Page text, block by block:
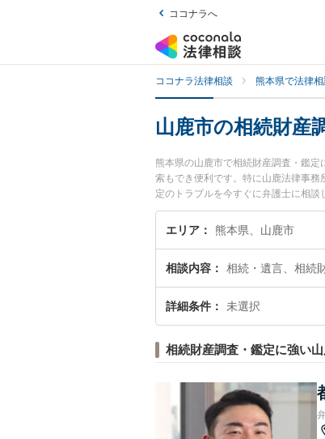
ココナラへ
ココナラ法律相談 熊本県で法律
山鹿市の相続財産
熊本県の山鹿市で相続財産調査・鑑
索もでき便利です。特に山鹿法律事
定のトラブルを今すぐに弁護士に相
きる山鹿市内の弁護士に相談予約し
エリア 熊本県、山鹿市
相談内容 相続・遺言、相続
詳細条件 未選択
相続財産調査・鑑定に強い